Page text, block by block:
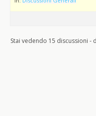
Stai vedendo 15 discussioni -